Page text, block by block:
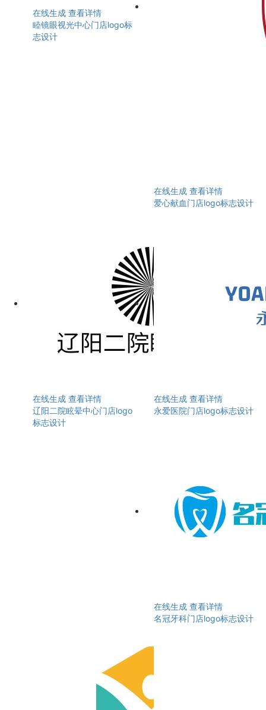
在线生成 查看详情
睦镜眼视光中心门店logo标
志设计
在线生成 查看详情
爱心献血门店logo标志设计
在线生成 查看详情
辽阳二院眩晕中心门店logo
标志设计
在线生成 查看详情
永爱医院门店logo标志设计
在线生成 查看详情
名冠牙科门店logo标志设计